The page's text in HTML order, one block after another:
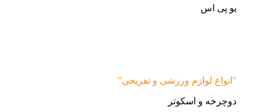
یو پی اس
"انواع لوازم ورزشی و تفریحی"
دوچرخه و اسکوتر